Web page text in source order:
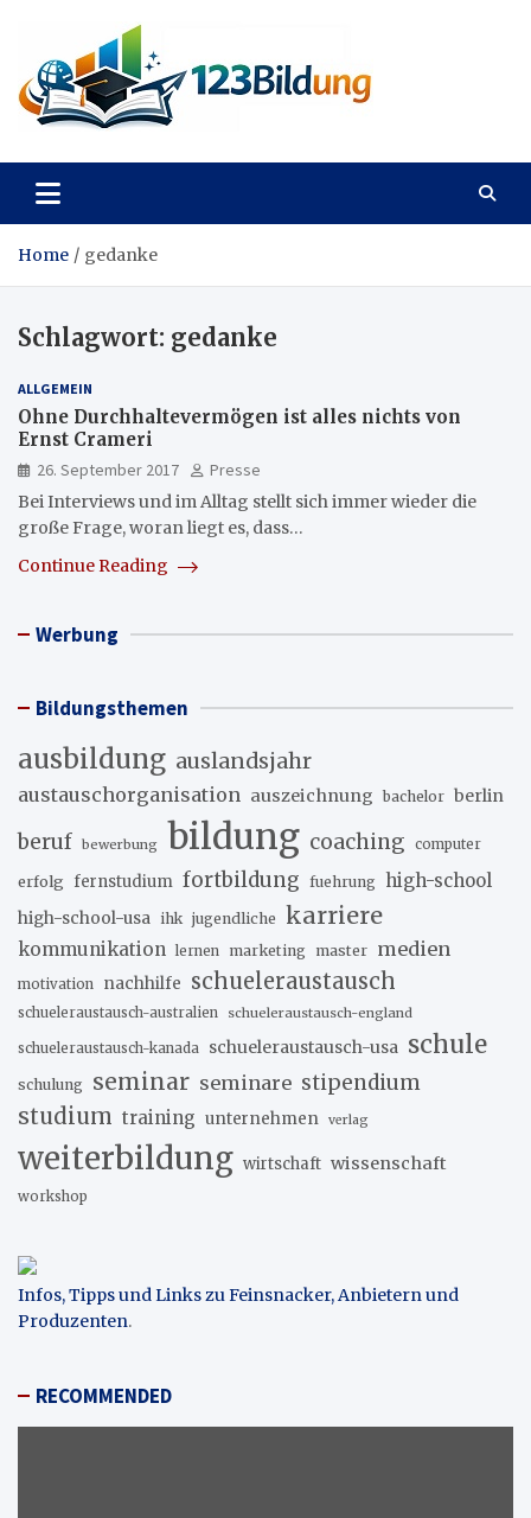
content
123Bildung
Home gedanke
Schlagwort: gedanke
ALLGEMEIN
Ohne Durchhaltevermögen ist alles nichts von
Ernst Crameri
26. September 2017
Presse
Bei Interviews und im Alltag stellt sich immer wieder die
große Frage, woran liegt es, dass…
Continue Reading
Werbung
Bildungsthemen
ausbildung auslandsjahr
austauschorganisation auszeichnung bachelor berlin
beruf bewerbung bildung coaching computer
erfolg fernstudium fortbildung fuehrung high-school
high-school-usa ihk jugendliche karriere
kommunikation lernen marketing master medien
motivation nachhilfe schueleraustausch
schueleraustausch-australien schueleraustausch-england
schueleraustausch-kanada schueleraustausch-usa schule
schulung seminar seminare stipendium
studium training unternehmen verlag
weiterbildung wirtschaft wissenschaft
workshop
Infos, Tipps und Links zu Feinsnacker, Anbietern und
Produzenten.
RECOMMENDED